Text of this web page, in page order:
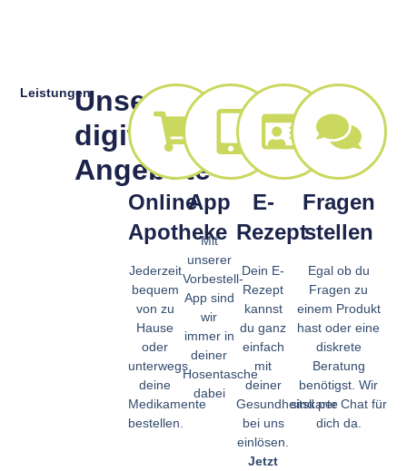
LeistungenUnsere
digitalen
Angebote
Online
Apotheke
Jederzeit
bequem
von zu
Hause
oder
unterwegs
deine
Medikamente
bestellen.
App
Mit
unserer
Vorbestell-
App sind
wir
immer in
deiner
Hosentasche
dabei
E-
Rezept
Dein E-
Rezept
kannst
du ganz
einfach
mit
deiner
Gesundheitskarte
bei uns
einlösen.
Jetzt
Fragen
stellen
Egal ob du
Fragen zu
einem Produkt
hast oder eine
diskrete
Beratung
benötigst. Wir
sind per Chat für
dich da.